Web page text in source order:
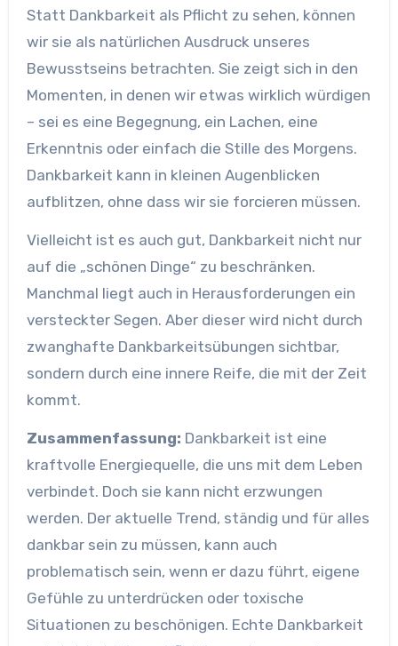
Statt Dankbarkeit als Pflicht zu sehen, können
wir sie als natürlichen Ausdruck unseres
Bewusstseins betrachten. Sie zeigt sich in den
Momenten, in denen wir etwas wirklich würdigen
– sei es eine Begegnung, ein Lachen, eine
Erkenntnis oder einfach die Stille des Morgens.
Dankbarkeit kann in kleinen Augenblicken
aufblitzen, ohne dass wir sie forcieren müssen.
Vielleicht ist es auch gut, Dankbarkeit nicht nur
auf die „schönen Dinge“ zu beschränken.
Manchmal liegt auch in Herausforderungen ein
versteckter Segen. Aber dieser wird nicht durch
zwanghafte Dankbarkeitsübungen sichtbar,
sondern durch eine innere Reife, die mit der Zeit
kommt.
Zusammenfassung: Dankbarkeit ist eine
kraftvolle Energiequelle, die uns mit dem Leben
verbindet. Doch sie kann nicht erzwungen
werden. Der aktuelle Trend, ständig und für alles
dankbar sein zu müssen, kann auch
problematisch sein, wenn er dazu führt, eigene
Gefühle zu unterdrücken oder toxische
Situationen zu beschönigen. Echte Dankbarkeit